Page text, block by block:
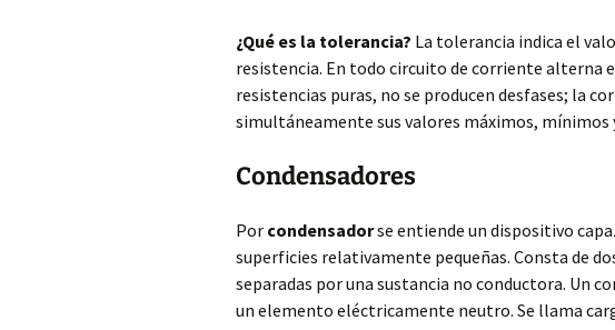
¿Qué es la tolerancia? La tolerancia indica el
resistencia. En todo circuito de corriente alterna
resistencias puras, no se producen desfases; la
simultáneamente sus valores máximos, mínimos
Condensadores
Por condensadorse entiende un dispositivo
superficies relativamente pequeñas. Consta de
separadas por una sustancia no conductora. Un
un elemento eléctricamente neutro. Se llama